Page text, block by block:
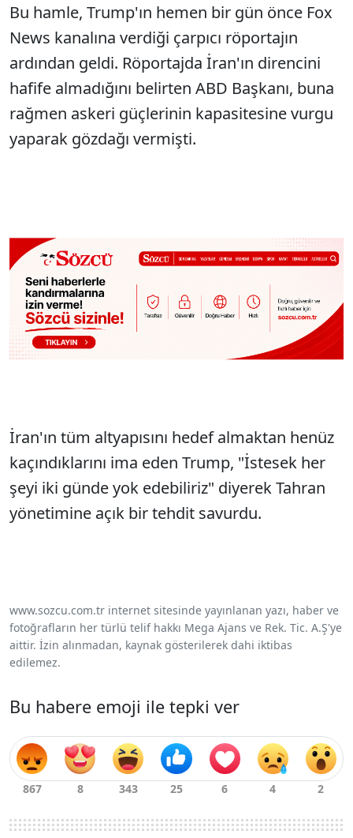
Bu hamle, Trump'ın hemen bir gün önce Fox
News kanalına verdiği çarpıcı röportajın
ardından geldi. Röportajda İran'ın direncini
hafife almadığını belirten ABD Başkanı, buna
rağmen askeri güçlerinin kapasitesine vurgu
yaparak gözdağı vermişti.
İran'ın tüm altyapısını hedef almaktan henüz
kaçındıklarını ima eden Trump, "İstesek her
şeyi iki günde yok edebiliriz" diyerek Tahran
yönetimine açık bir tehdit savurdu.
www.sozcu.com.tr internet sitesinde yayınlanan yazı, haber ve
fotoğrafların her türlü telif hakkı Mega Ajans ve Rek. Tic. A.Ş'ye
aittir. İzin alınmadan, kaynak gösterilerek dahi iktibas
edilemez.
Bu habere emoji ile tepki ver